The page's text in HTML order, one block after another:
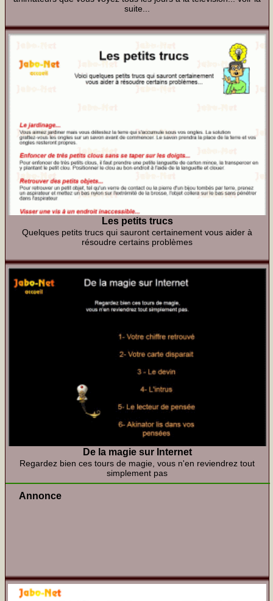
suite...
Les petits trucs
Quelques petits trucs qui sauront certainement vous aider à
résoudre certains problèmes
De la magie sur Internet
Regardez bien ces tours de magie, vous n'en reviendrez tout
simplement pas
Annonce